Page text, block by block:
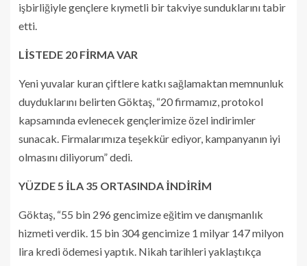
işbirliğiyle gençlere kıymetli bir takviye sunduklarını tabir
etti.
LİSTEDE 20 FİRMA VAR
Yeni yuvalar kuran çiftlere katkı sağlamaktan memnunluk
duyduklarını belirten Göktaş, “20 firmamız, protokol
kapsamında evlenecek gençlerimize özel indirimler
sunacak. Firmalarımıza teşekkür ediyor, kampanyanın iyi
olmasını diliyorum” dedi.
YÜZDE 5 İLA 35 ORTASINDA İNDİRİM
Göktaş, “55 bin 296 gencimize eğitim ve danışmanlık
hizmeti verdik. 15 bin 304 gencimize 1 milyar 147 milyon
lira kredi ödemesi yaptık. Nikah tarihleri yaklaştıkça